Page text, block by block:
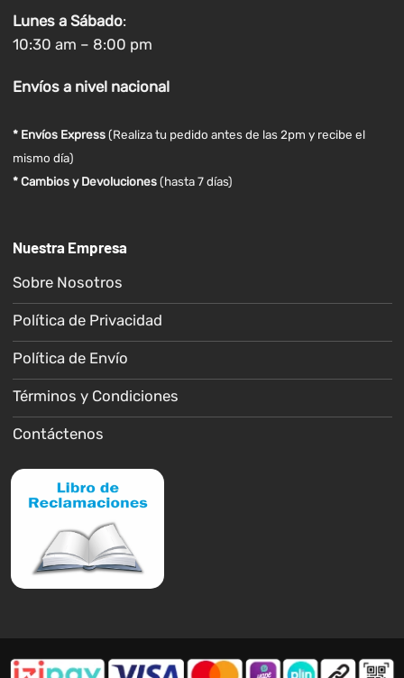
Lunes a Sábado:
10:30 am – 8:00 pm
Envíosa nivel nacional
* Envíos Express(Realiza tu pedido antes de las 2pm y recibe el
mismo día)
* Cambios y Devoluciones (hasta 7 días)
Nuestra Empresa
Sobre Nosotros
Política de Privacidad
Política de Envío
Términos y Condiciones
Contáctenos